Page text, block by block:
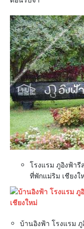
โรงแรม ภูอิงฟ้ารี
ที่พักแม่ริม เชียงใ
บ้านอิงฟ้า โรงแรม